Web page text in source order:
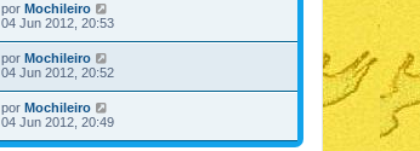
por Mochileiro
04 Jun 2012, 20:53
por Mochileiro
04 Jun 2012, 20:52
por Mochileiro
04 Jun 2012, 20:49